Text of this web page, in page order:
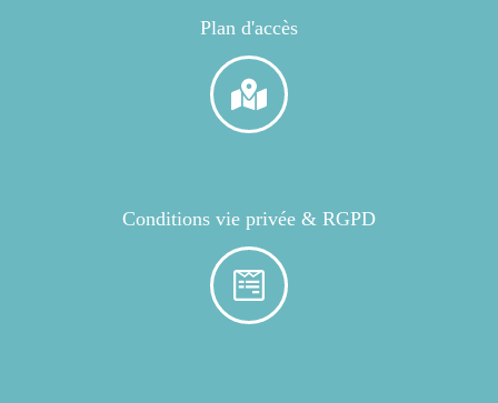
Plan d'accès
Conditions vie privée & RGPD